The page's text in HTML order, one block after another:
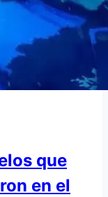
que
en el